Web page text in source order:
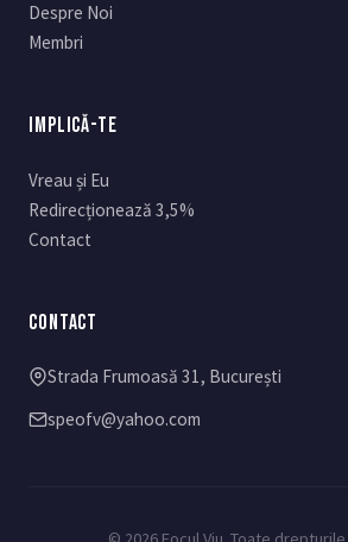
Despre Noi
Membri
IMPLICĂ-TE
Vreau și Eu
Redirecționează 3,5%
Contact
CONTACT
Strada Frumoasă 31, București
speofv@yahoo.com